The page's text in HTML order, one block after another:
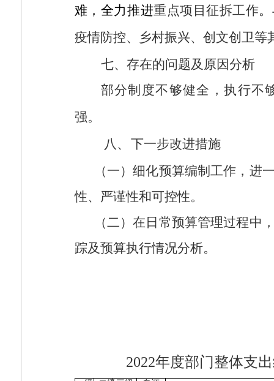
难，全力推进重点项目征拆工作。
疫情防控、乡村振兴、创文创卫等
七、 存在的问题及原因分析
部分制度不够健全，执行不
强。
八、 下一步改进措施
（一）细化预算编制工作，进
性、严谨性和可控性。
（二）在日常预算管理过程中
踪及预算执行情况分析。
2022年度部门整体支